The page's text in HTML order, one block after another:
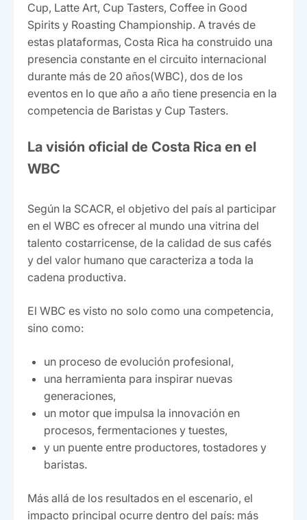
Cup, Latte Art, Cup Tasters, Coffee in Good
Spirits y Roasting Championship. A través de
estas plataformas, Costa Rica ha construido una
presencia constante en el circuito internacional
durante más de 20 años(WBC), dos de los
eventos en lo que año a año tiene presencia en la
competencia de Baristas y Cup Tasters.
La visión oficial de Costa Rica en el
WBC
Según la SCACR, el objetivo del país al participar
en el WBC es ofrecer al mundo una vitrina del
talento costarricense, de la calidad de sus cafés
y del valor humano que caracteriza a toda la
cadena productiva.
El WBC es visto no solo como una competencia,
sino como:
un proceso de evolución profesional,
una herramienta para inspirar nuevas
generaciones,
un motor que impulsa la innovación en
procesos, fermentaciones y tuestes,
y un puente entre productores, tostadores y
baristas.
Más allá de los resultados en el escenario, el
impacto principal ocurre dentro del país: más